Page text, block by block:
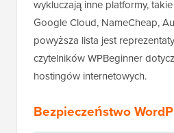
wykluczają inne platformy,
Google Cloud, NameCheap,
powyższa lista jest
czytelników WPBeginner
hostingów internetowych.
Bezpieczeństwo